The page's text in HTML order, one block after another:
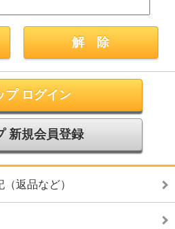
プ ログイン
新規会員登録
返品など）